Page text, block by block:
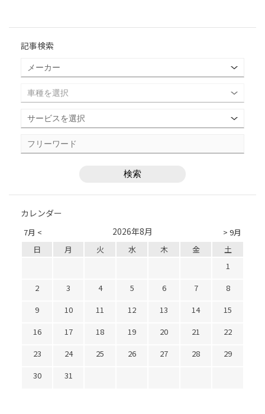
記事検索
カレンダー
7月 < > 9月
2026年8月
日 月 火 水 木 金
土
1
2
3 4 5 6 7
8
9
10 11 12 13 14
15
16
17 18 19 20 21
22
23
24 25 26 27 28
29
30
31